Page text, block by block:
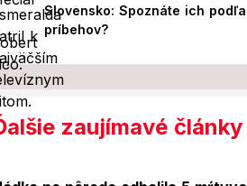
Slovensko: Spoznáte ich
príbehov?
zaujímavé články